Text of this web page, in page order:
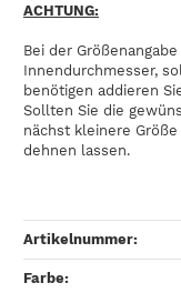
ACHTUNG:
Bei der
Innendurchmesser,
benötigen addieren
Sollten Sie die
nächst kleinere
dehnen lassen.
Artikelnummer:
Farbe‍: